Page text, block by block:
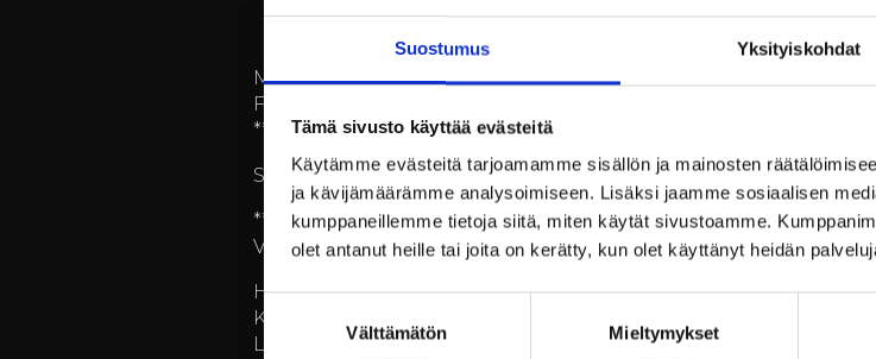
Suostumus Yksityiskohdat
Tämä sivusto käyttää evästeitä
Käytämme evästeitä tarjoamamme sisällön ja mainosten
ja kävijämäärämme analysoimiseen. Lisäksi jaamme sosiaalisen
kumppaneillemme tietoja siitä, miten käytät sivustoamme.
olet antanut heille tai joita on kerätty, kun olet käyttänyt heidän
Välttämätön Mieltymykset
MENU:
Fenkolimarinoitua silakkaa, savustettua purjoemulsiota,
***
Sorsan rintaa, parsaa, semi-kuivattua tomaattia,
***
Vaniljakreemillä täytetty Beignet, marinoitua raparperia,
HINTA:
Kolmen ruokalajin menu 42€/henkilö.
Lapset alle 12v, -50% menun hinnasta.